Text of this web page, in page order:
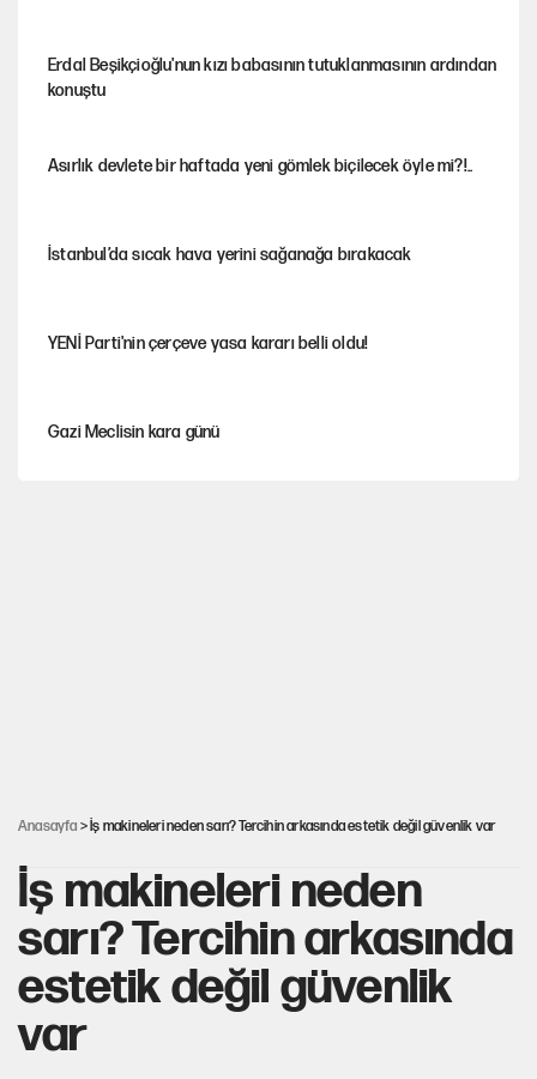
Erdal Beşikçioğlu'nun kızı babasının tutuklanmasının ardından
konuştu
Asırlık devlete bir haftada yeni gömlek biçilecek öyle mi?!..
İstanbul’da sıcak hava yerini sağanağa bırakacak
YENİ Parti'nin çerçeve yasa kararı belli oldu!
Gazi Meclisin kara günü
Anasayfa > İş makineleri neden sarı? Tercihin arkasında estetik değil güvenlik var
İş makineleri neden
sarı? Tercihin arkasında
estetik değil güvenlik
var